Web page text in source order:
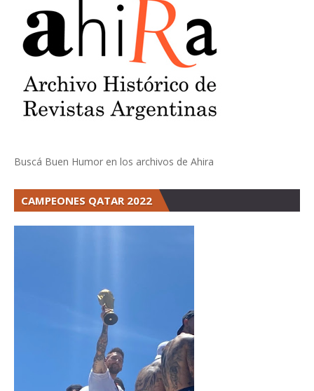
Buscá Buen Humor en los archivos de Ahira
CAMPEONES QATAR 2022